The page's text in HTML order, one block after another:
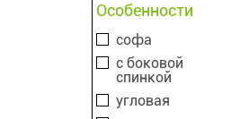
Особенности
софа
с боковой
спинкой
угловая